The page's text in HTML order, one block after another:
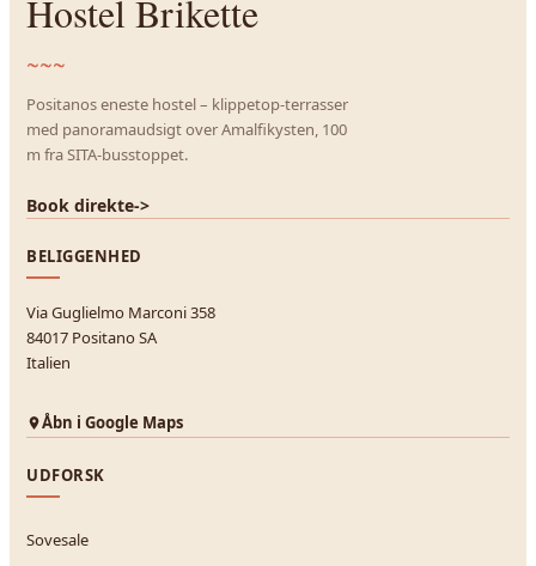
Hostel Brikette
~~~
Positanos eneste hostel – klippetop-terrasser
med panoramaudsigt over Amalfikysten, 100
m fra SITA-busstoppet.
Book direkte->
BELIGGENHED
Via Guglielmo Marconi 358
84017 Positano SA
Italien
Åbn i Google Maps
UDFORSK
Sovesale